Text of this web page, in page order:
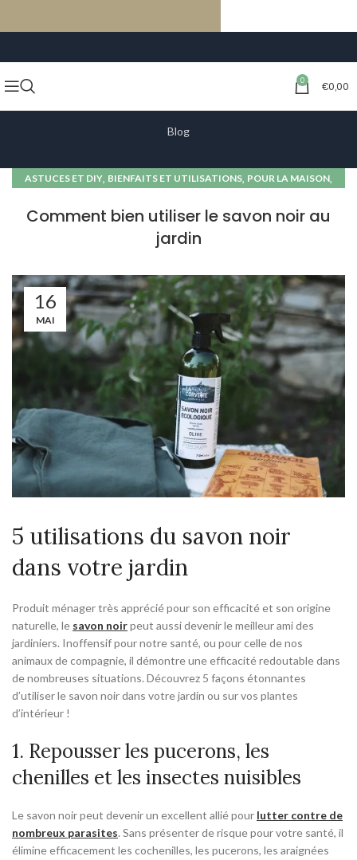
0 €0,00
Blog
ASTUCES ET DIY, BIENFAITS ET UTILISATIONS, POUR LA MAISON,
Comment bien utiliser le savon noir au
jardin
16
MAI
5 utilisations du savon noir
dans votre jardin
Produit ménager très apprécié pour son efficacité et son origine
naturelle, le savon noirpeut aussi devenir le meilleur ami des
jardiniers. Inoffensif pour notre santé, ou pour celle de nos
animaux de compagnie, il démontre une efficacité redoutable dans
de nombreuses situations. Découvrez 5 façons étonnantes
d’utiliser le savon noir dans votre jardin ou sur vos plantes
d’intérieur !
1. Repousser les pucerons, les
chenilles et les insectes nuisibles
Le savon noir peut devenir un excellent allié pour lutter contre de
nombreux parasites. Sans présenter de risque pour votre santé, il
élimine efficacement les cochenilles, les pucerons, les araignées